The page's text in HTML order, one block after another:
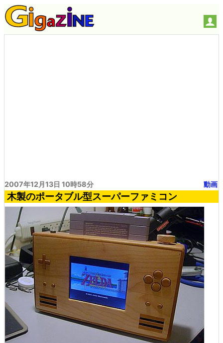
2007年12月13日 10時58分 動画
木製のポータブル型スーパーファミコン